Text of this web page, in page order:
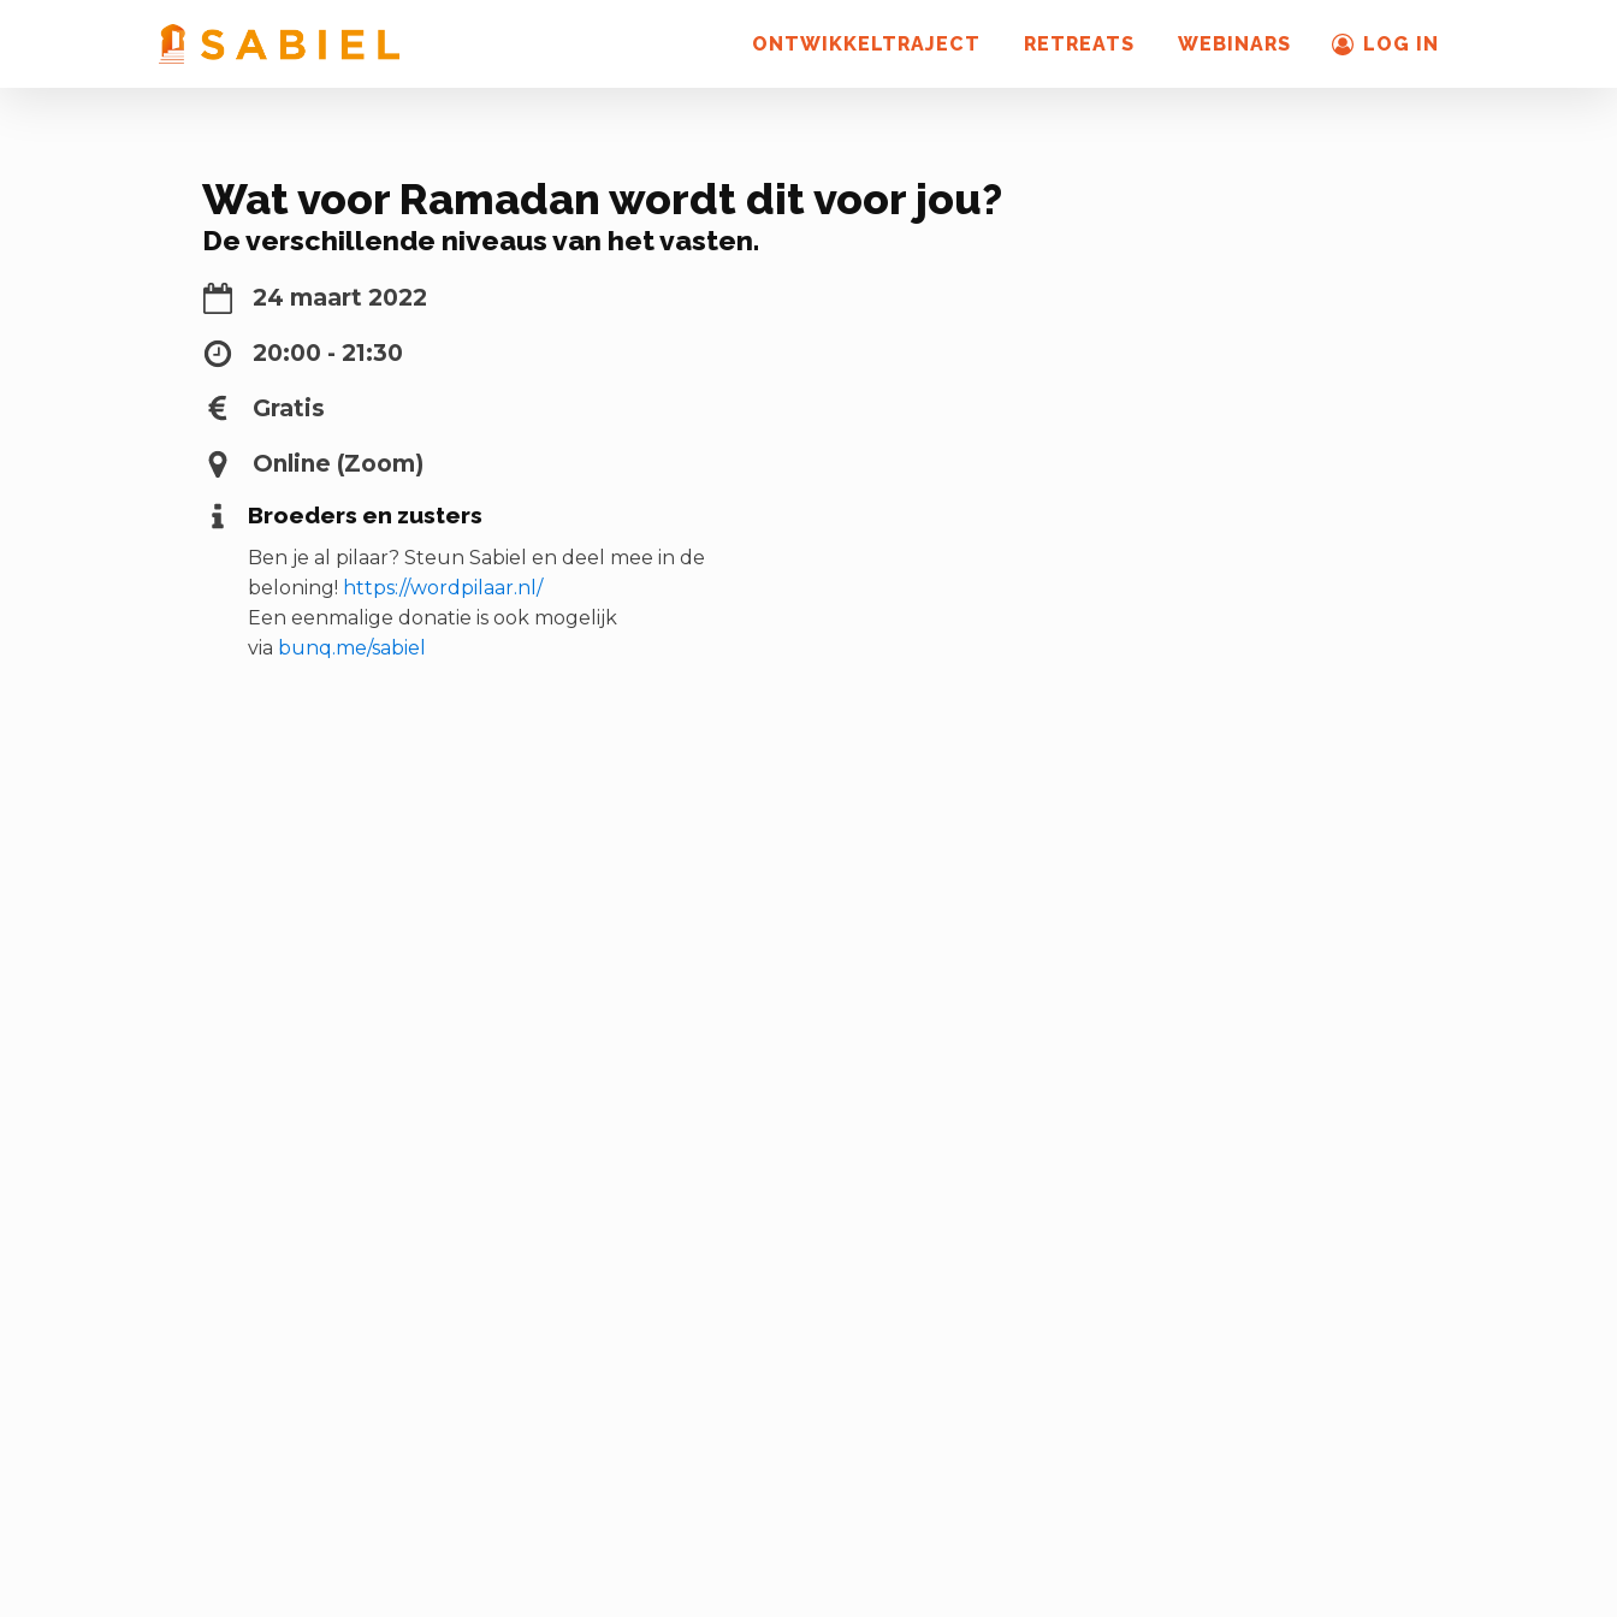
ONTWIKKELTRAJECT RETREATS WEBINARS LOG IN
Wat voor Ramadan wordt dit voor jou?
De verschillende niveaus van het vasten.
24 maart 2022
20:00 - 21:30
Gratis
Online (Zoom)
Broeders en zusters
Ben je al pilaar? Steun Sabiel en deel mee in de
beloning! https://wordpilaar.nl/
Een eenmalige donatie is ook mogelijk
via bunq.me/sabiel